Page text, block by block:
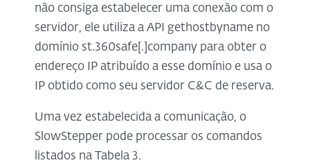
não consiga estabelecer uma conexão com o
servidor, ele utiliza a API gethostbyname no
domínio st.360safe[.]company para obter o
endereço IP atribuído a esse domínio e usa o
IP obtido como seu servidor C&C de reserva.
Uma vez estabelecida a comunicação, o
SlowStepper pode processar os comandos
listados na Tabela 3.